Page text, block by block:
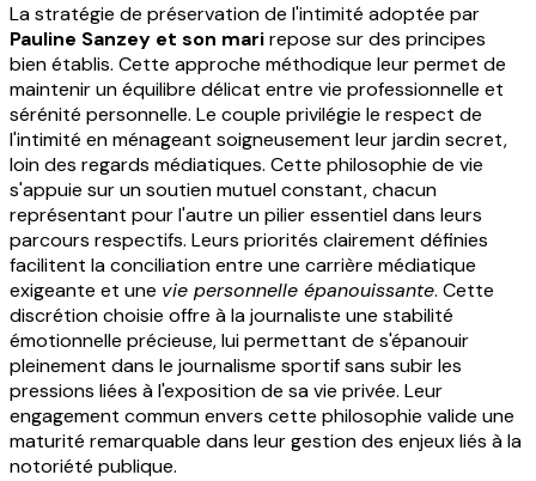
La stratégie de préservation de l'intimité adoptée par
Pauline Sanzey et son marirepose sur des principes
bien établis. Cette approche méthodique leur permet de
maintenir un équilibre délicat entre vie professionnelle et
sérénité personnelle. Le couple privilégie le respect de
l'intimité en ménageant soigneusement leur jardin secret,
loin des regards médiatiques. Cette philosophie de vie
s'appuie sur un soutien mutuel constant, chacun
représentant pour l'autre un pilier essentiel dans leurs
parcours respectifs. Leurs priorités clairement définies
facilitent la conciliation entre une carrière médiatique
exigeante et une vie personnelle épanouissante. Cette
discrétion choisie offre à la journaliste une stabilité
émotionnelle précieuse, lui permettant de s'épanouir
pleinement dans le journalisme sportif sans subir les
pressions liées à l'exposition de sa vie privée. Leur
engagement commun envers cette philosophie valide une
maturité remarquable dans leur gestion des enjeux liés à la
notoriété publique.